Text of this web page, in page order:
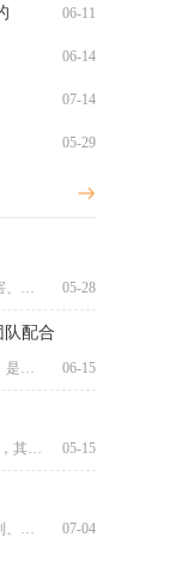
06-11
06-14
07-14
05-29
大掌门里的绝技核心涵盖单体爆发、群体伤害、防御续航、控制干扰... 05-28
队配合
乱斗西游天梯排位应对敌方团队配合的核心，是用“强控打断+种族... 06-15
影之刃3中陨铁掉落最多的地方是红叶寺副本，其次是里武林魔境全... 05-15
影之刃断罪任务存在多重分层解锁、战斗机制、资源消耗、积分规则... 07-04